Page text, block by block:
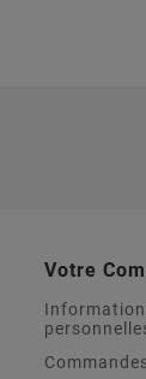
Votre